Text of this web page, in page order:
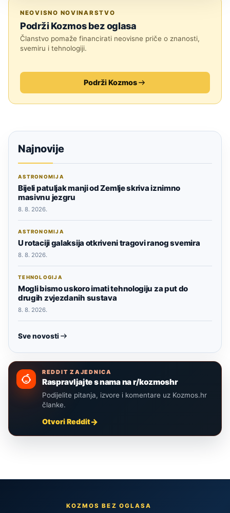
NEOVISNO NOVINARSTVO
Podrži Kozmos bez oglasa
Članstvo pomaže financirati neovisne priče o znanosti,
svemiru i tehnologiji.
Podrži Kozmos
Najnovije
ASTRONOMIJA
Bijeli patuljak manji od Zemlje skriva iznimno
masivnu jezgru
8. 8. 2026.
ASTRONOMIJA
U rotaciji galaksija otkriveni tragovi ranog svemira
8. 8. 2026.
TEHNOLOGIJA
Mogli bismo uskoro imati tehnologiju za put do
drugih zvjezdanih sustava
8. 8. 2026.
Sve novosti
REDDIT ZAJEDNICA
Raspravljajte s nama na r/kozmoshr
Podijelite pitanja, izvore i komentare uz Kozmos.hr
članke.
Otvori Reddit
KOZMOS BEZ OGLASA